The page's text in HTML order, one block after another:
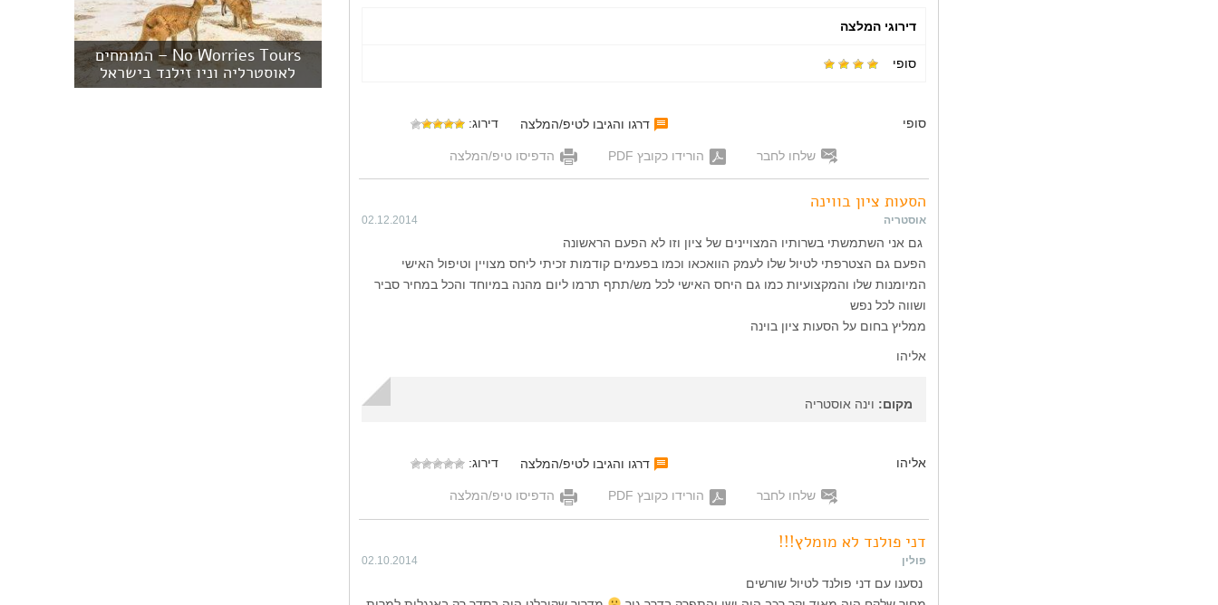
דירוגי המלצה
סופי
סופי דרגו והגיבו לטיפ/המלצה דירוג:
שלחו לחבר הורידו כקובץ PDF הדפיסו טיפ/המלצה
הסעות ציון בווינה
אוסטריה 02.12.2014
גם אני השתמשתי בשרותיו המצויינים של ציון וזו לא הפעם הראשונה
הפעם גם הצטרפתי לטיול שלו לעמק הוואכאו וכמו בפעמים קודמות זכיתי ליחס מצויין וטיפול האישי
המיומנות שלו והמקצועיות כמו גם היחס האישי לכל מש/תתף תרמו ליום מהנה במיוחד והכל במחיר סביר
ושווה לכל נפש
ממליץ בחום על הסעות ציון בוינה
אליהו
מקום: וינה אוסטריה
אליהו דרגו והגיבו לטיפ/המלצה דירוג:
שלחו לחבר הורידו כקובץ PDF הדפיסו טיפ/המלצה
דני פולנד לא מומלץ!!!
פולין 02.10.2014
נסענו עם דני פולנד לטיול שורשים
No Worries Tours – המומחים
לאוסטרליה וניו זילנד בישראל